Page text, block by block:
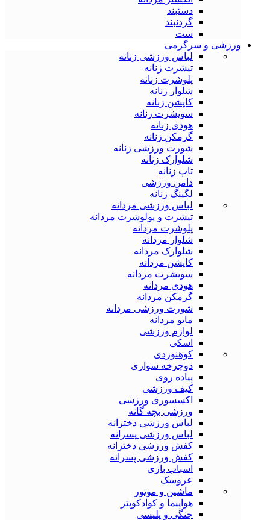
دستبند
گردنبند
ست
ورزشی و سرگرمی
لباس ورزشی زنانه
تیشرت زنانه
پلوشرت زنانه
شلوار زنانه
کاپشن زنانه
سویشرت زنانه
هودی زنانه
گرمکن زنانه
شورت ورزشی زنانه
شلوارک زنانه
تاپ زنانه
دامن ورزشی
لگینگ زنانه
لباس ورزشی مردانه
تیشرت و پولوشرت مردانه
پلوشرت مردانه
شلوار مردانه
شلوارک مردانه
کاپشن مردانه
سویشرت مردانه
هودی مردانه
گرمکن مردانه
شورت ورزشی مردانه
مایو مردانه
لوازم ورزشی
اسکی
کوهنوردی
دوچرخه سواری
پیاده روی
کیف ورزشی
اکسسوری ورزشی
ورزشی بچه گانه
لباس ورزشی دخترانه
لباس ورزشی پسرانه
کفش ورزشی دخترانه
کفش ورزشی پسرانه
اسباب بازی
عروسک
ماشین و موتور
هواپیما و کوادکوپتر
جنگی و پلیسی